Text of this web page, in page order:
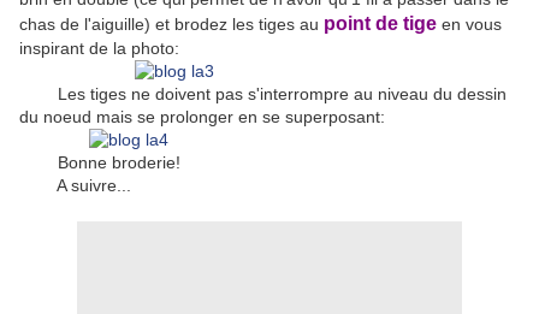
chas de l'aiguille) et brodez les tiges au point de tige en vous
inspirant de la photo:
Les tiges ne doivent pas s'interrompre au niveau du dessin
du noeud mais se prolonger en se superposant:
Bonne broderie!
A suivre...